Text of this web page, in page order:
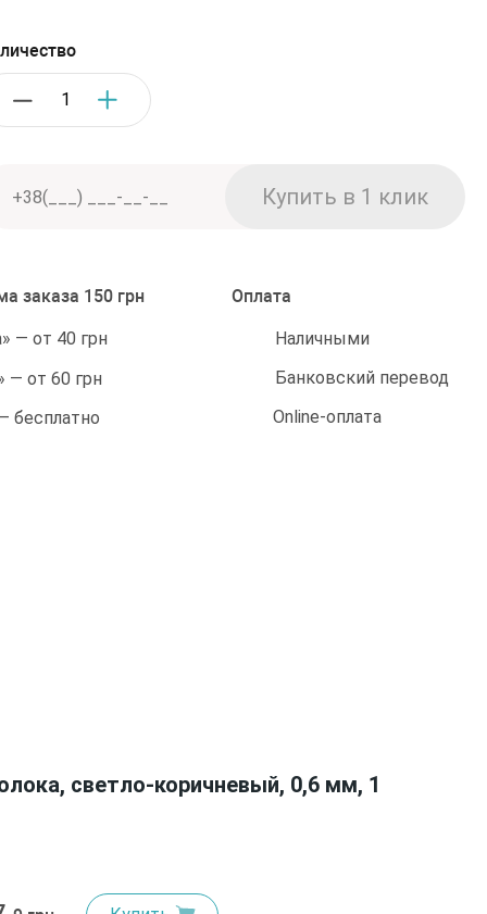
заказа 150 грн
— от 40 грн
— от 60 грн
бесплатно
Оплата
Наличными
Банковский перевод
Online-оплата
светло-коричневый, 0,6 мм, 1